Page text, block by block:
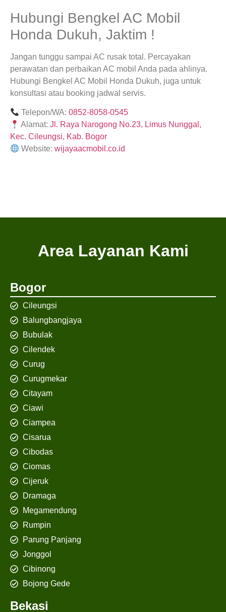
Hubungi Bengkel AC Mobil
Honda Dukuh, Jaktim !
Jangan tunggu sampai AC rusak total. Percayakan
perawatan dan perbaikan AC mobil Anda pada ahlinya.
Hubungi Bengkel AC Mobil Honda Dukuh, juga untuk
konsultasi atau booking jadwal servis.
Telepon/WA:0852-8058-0545
Alamat:Jl. Raya Narogong No.23, Limus Nunggal,
Kec. Cileungsi, Kab. Bogor
Website:wijayaacmobil.co.id
Area Layanan Kami
Bogor
Cileungsi
Balungbangjaya
Bubulak
Cilendek
Curug
Curugmekar
Citayam
Ciawi
Ciampea
Cisarua
Cibodas
Ciomas
Cijeruk
Dramaga
Megamendung
Rumpin
Parung Panjang
Jonggol
Cibinong
Bojong Gede
Bekasi